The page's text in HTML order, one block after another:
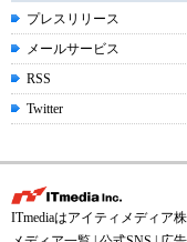
プレスリリース
メールサービス
RSS
Twitter
ITmediaはアイティメディア